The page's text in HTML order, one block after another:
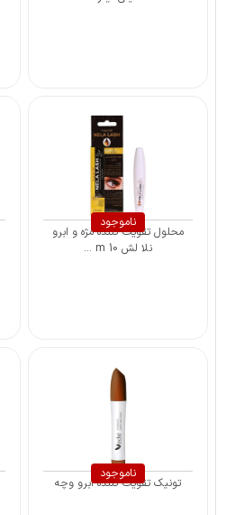
ناموجود
محلول تقویت کننده مژه و ابرو
نلا لش 10 m ...
ناموجود
تونیک تقویت کننده ابرو وچه